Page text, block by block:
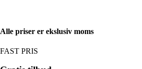
Alle priser er ekslusiv moms
FAST PRIS